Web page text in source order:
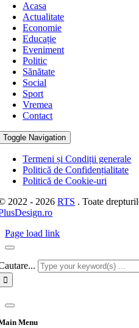
Acasa
Actualitate
Economie
Educație
Eveniment
Politic
Sănătate
Social
Sport
Vremea
Contact
Toggle Navigation
Termeni și Condiții generale
Politică de Confidențialitate
Politică de Cookie-uri
2022 - 2026RTS . Toate
Page load link
Menu